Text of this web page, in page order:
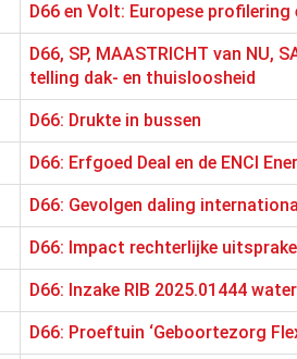
D66 en Volt: Europese
D66, SP, MAASTRICHT van NU,
telling dak- en thuisloosheid
D66: Drukte in bussen
D66: Erfgoed Deal en de ENCI
D66: Gevolgen daling
D66: Impact rechterlijke
D66: Inzake RIB 2025.01444
D66: Proeftuin ‘Geboortezorg